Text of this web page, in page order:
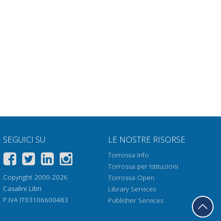
SEGUICI SU
Copyright 2000-2026
Casalini Libri
P.IVA IT03106600483
LE NOSTRE RISORSE
Torrossa Info
Torrossa per Istituzioni
Torrossa Open
Library Services
Publisher Services